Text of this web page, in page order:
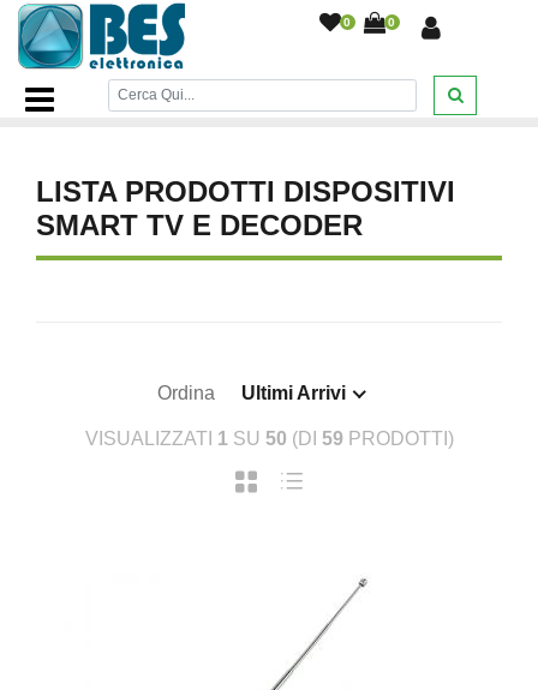
0 0
Home Page/TV AUDIO E VIDEO
Dispositivi Smart TV e
Decoder
LISTA PRODOTTI DISPOSITIVI
SMART TV E DECODER
Ordina Ultimi Arrivi
VISUALIZZATI 1 SU 50 (DI 59 PRODOTTI)